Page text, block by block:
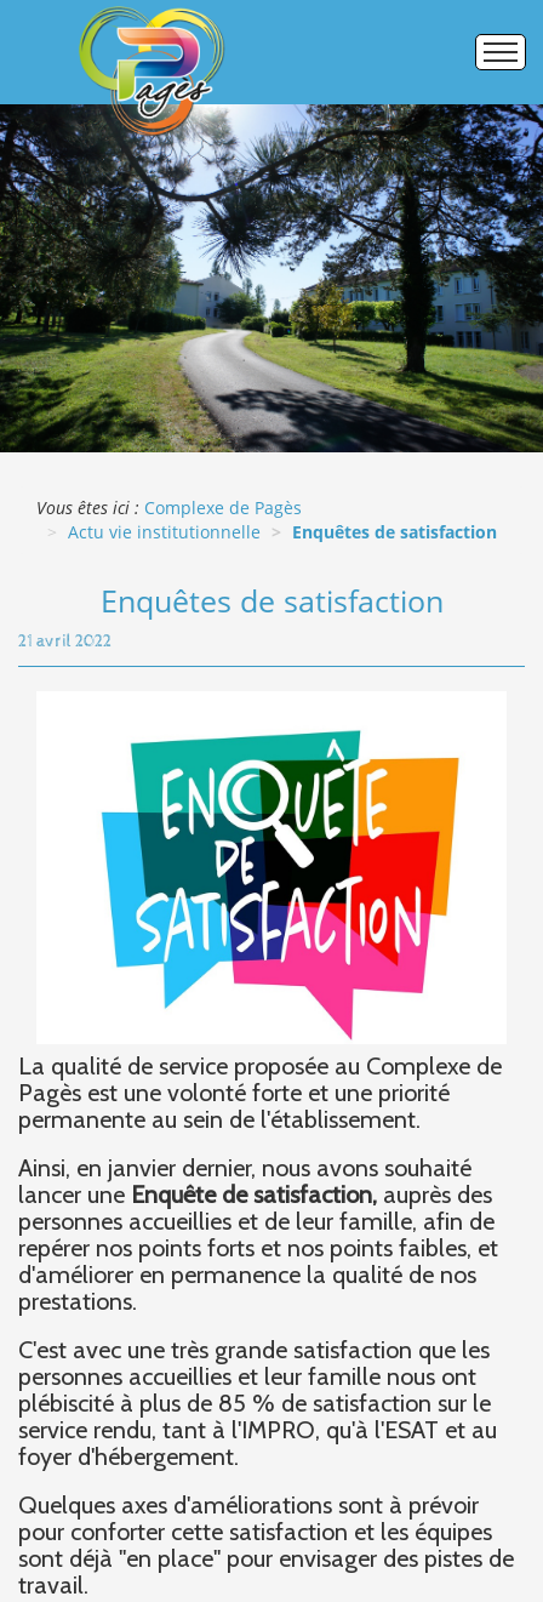
Accueil
Établissements
Pôle formation
Activités commerciales
Galerie photos
ERASMUS +
Vous êtes ici : Complexe de Pagès
Actu vie institutionnelle
Enquêtes de satisfaction
Enquêtes de satisfaction
21 avril 2022
La qualité de service proposée au Complexe de
Pagès est une volonté forte et une priorité
permanente au sein de l'établissement.
Ainsi, en janvier dernier, nous avons souhaité
lancer une Enquête de satisfaction, auprès des
personnes accueillies et de leur famille, afin de
repérer nos points forts et nos points faibles, et
d'améliorer en permanence la qualité de nos
prestations.
C'est avec une très grande satisfaction que les
personnes accueillies et leur famille nous ont
plébiscité à plus de 85 % de satisfaction sur le
service rendu, tant à l'IMPRO, qu'à l'ESAT et au
foyer d'hébergement.
Quelques axes d'améliorations sont à prévoir
pour conforter cette satisfaction et les équipes
sont déjà "en place" pour envisager des pistes de
travail.